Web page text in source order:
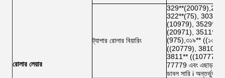
রোলার লেয়ার
ট্যাপার রোলার বিয়ারিং
322**(75),
(10979),
(20971),
(975),৩১৯**
((20779), 3810**
3811**
77779 এবং এছাড়াও
ডাবল সারি i